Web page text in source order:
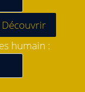
humain :